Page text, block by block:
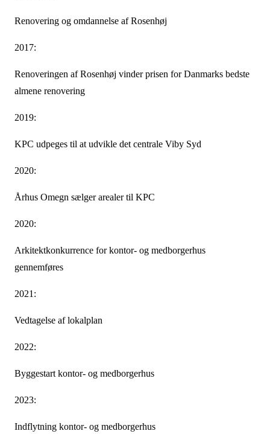
Renovering og omdannelse af Rosenhøj
2017:
Renoveringen af Rosenhøj vinder prisen for Danmarks bedste
almene renovering
2019:
KPC udpeges til at udvikle det centrale Viby Syd
2020:
Århus Omegn sælger arealer til KPC
2020:
Arkitektkonkurrence for kontor- og medborgerhus
gennemføres
2021:
Vedtagelse af lokalplan
2022:
Byggestart kontor- og medborgerhus
2023:
Indflytning kontor- og medborgerhus